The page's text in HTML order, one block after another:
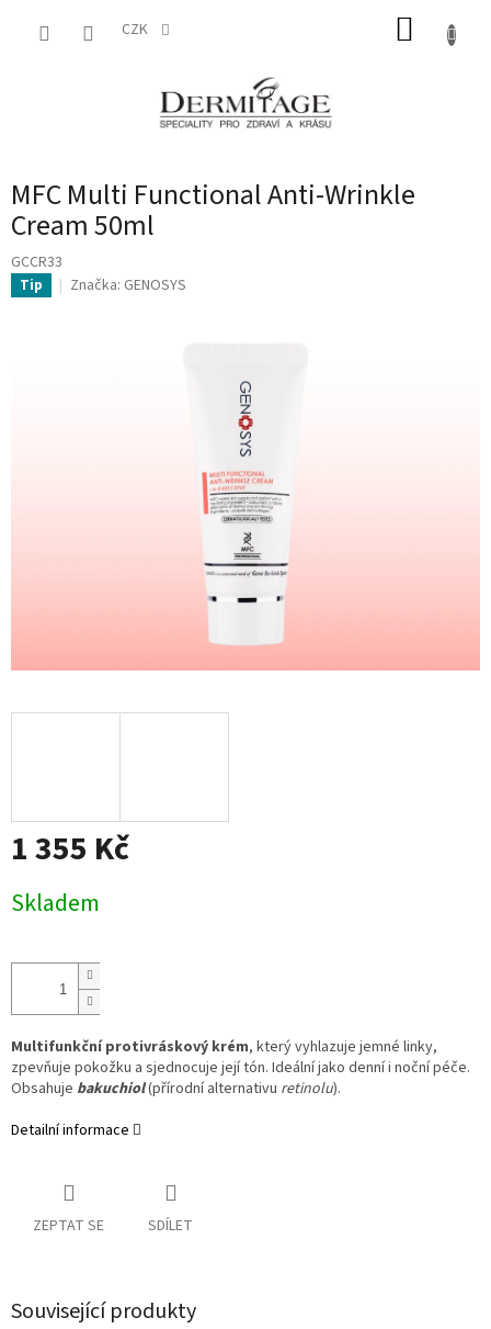
CZK
MFC Multi Functional Anti-Wrinkle
Cream 50ml
GCCR33
Tip Značka: GENOSYS
1 355 Kč
cena:
Skladem
Multifunkční protivráskový krém, který vyhlazuje jemné linky,
zpevňuje pokožku a sjednocuje její tón. Ideální jako denní i noční péče.
Obsahuje bakuchiol(přírodní alternativu retinolu).
Detailní informace
ZEPTAT SE SDÍLET
Související produkty